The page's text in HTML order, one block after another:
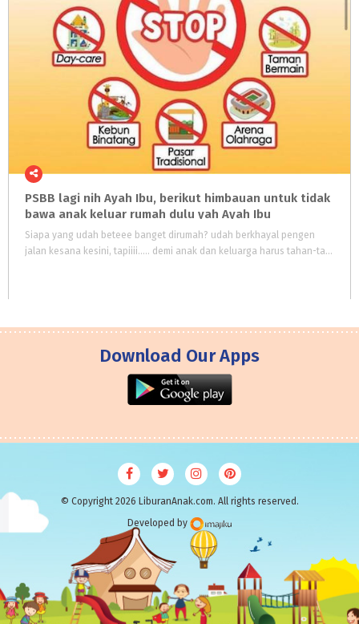
PSBB lagi nih Ayah Ibu, berikut himbauan untuk tidak
bawa anak keluar rumah dulu yah Ayah Ibu
Siapa yang udah beteee banget dirumah? udah berkhayal pengen
jalan kesana kesini, tapiiii..... demi anak dan keluarga harus tahan-tahan ya Termasuk kalau ke supermarket diusahain banget ngga bawa anak, bahkan kadang sendiri aja biar resikonya makin kecil
Download Our Apps
© Copyright 2026 LiburanAnak.com. All rights reserved.
Developed by